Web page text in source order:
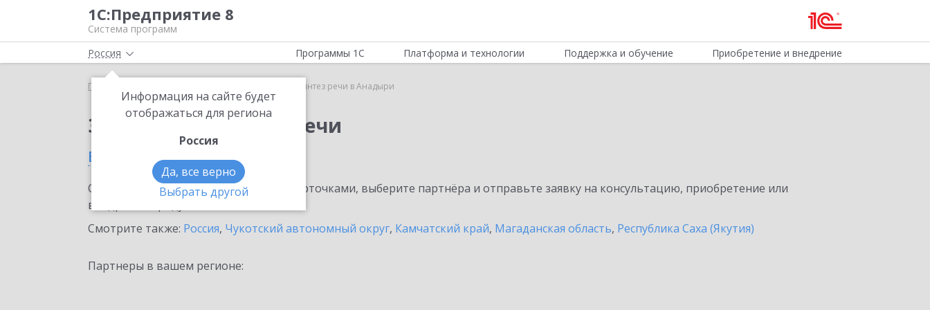
1С:Предприятие 8
Система программ
Россия
Информация на сайте будет
отображаться для региона
Россия
Да, все верно
Выбрать другой
Программы 1С Платформа и технологии Поддержка и обучение Приобретение и внедрение
Главная 1С:Синтез речи в Анадыри
Заказать 1С:Синтез речи
в Анадыри
Ознакомьтесь с информационными карточками, выберите партнёра и отправьте заявку на консультацию, приобретение или
внедрение продукта.
Смотрите также: Россия, Чукотский автономный округ, Камчатский край, Магаданская область, Республика Саха (Якутия)
Партнеры в вашем регионе: